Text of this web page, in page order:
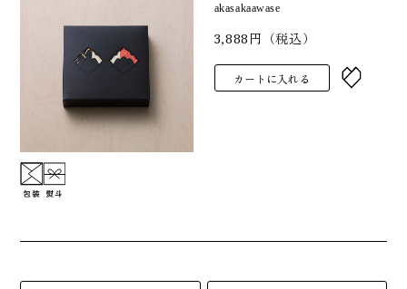
akasakaawase
3,888円（税込）
カートに入れる